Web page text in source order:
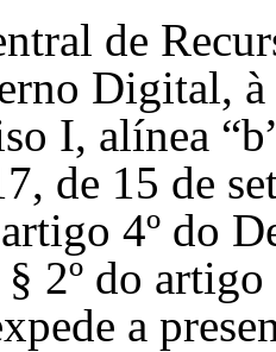
de
Digital,
I, alínea
de 15 de
4º do
2º do
a